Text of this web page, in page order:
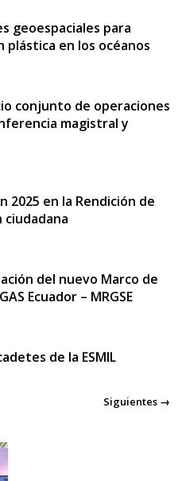
geoespaciales para
plástica en los océanos
conjunto de operaciones
magistral y
2025 en la Rendición de
del nuevo Marco de
Ecuador – MRGSE
de la ESMIL
Siguientes →